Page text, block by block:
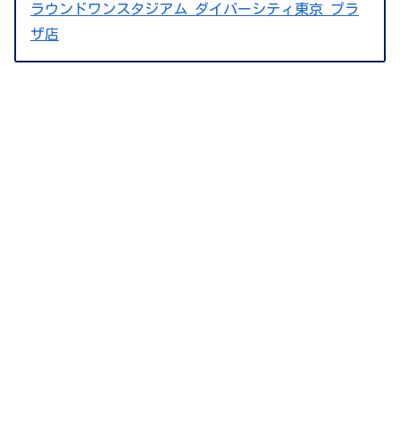
ラウンドワンスタジアム ダイバーシティ東京 プラ
ザ店